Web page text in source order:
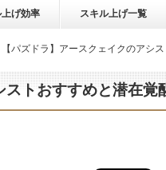
げ効率 スキル上げ一覧
【パズドラ】アースクェイクのアシ
トおすすめと潜在覚